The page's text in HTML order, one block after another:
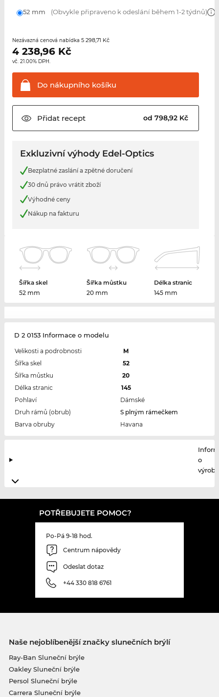
52 mm (Obvykle připraveno k odeslání během 1-2 týdnů)
Nezávazná cenová nabídka 5 298,71 Kč
4 238,96Kč
vč. 21.00% DPH.
Do nákupního košíku
Přidatrecept od 798,92 Kč
Exkluzivní výhody Edel-Optics
Bezplatné zaslání a zpětné doručení
30 dnů právo vrátit zboží
Výhodné ceny
Nákup na fakturu
Šířka skel
52 mm
Šířka můstku
20 mm
Délka stranic
145 mm
D 2 0153 Informace o modelu
Velikosti a podrobnosti
M
Šířka skel
52
Šířka můstku
20
Délka stranic
145
Pohlaví
Dámské
Druh rámů (obrub)
S plným rámečkem
Barva obruby
Havana
o
POTŘEBUJETE POMOC?
Po-Pá 9-18 hod.
Centrum nápovědy
Odeslat dotaz
+44 330 818 6761
Naše nejoblíbenější značky slunečních brýlí
Ray-Ban Sluneční brýle
Oakley Sluneční brýle
Persol Sluneční brýle
Carrera Sluneční brýle